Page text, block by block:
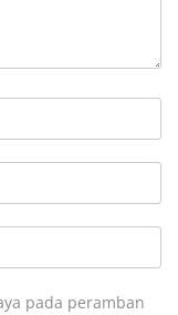
pada peramban